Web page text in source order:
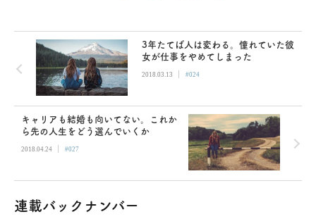
3年たてば人は変わる。憧れていた彼
女が仕事をやめてしまった
2018.03.13 | #024
キャリアも結婚も向いてない。これか
ら先の人生をどう選んでいくか
2018.04.24 | #027
連載バックナンバー